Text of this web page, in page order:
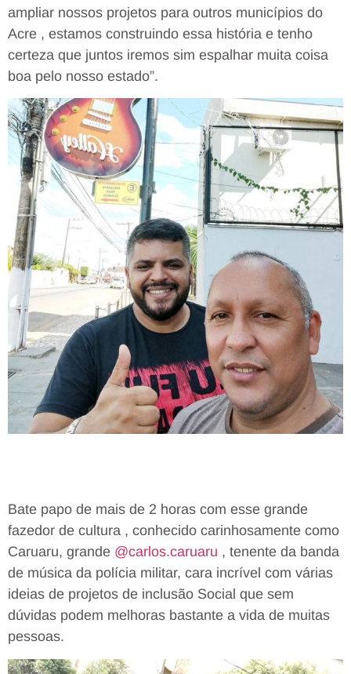
ampliar nossos projetos para outros municípios do
Acre , estamos construindo essa história e tenho
certeza que juntos iremos sim espalhar muita coisa
boa pelo nosso estado”.
Bate papo de mais de 2 horas com esse grande
fazedor de cultura , conhecido carinhosamente como
Caruaru, grande @carlos.caruaru , tenente da banda
de música da polícia militar, cara incrível com várias
ideias de projetos de inclusão Social que sem
dúvidas podem melhoras bastante a vida de muitas
pessoas.